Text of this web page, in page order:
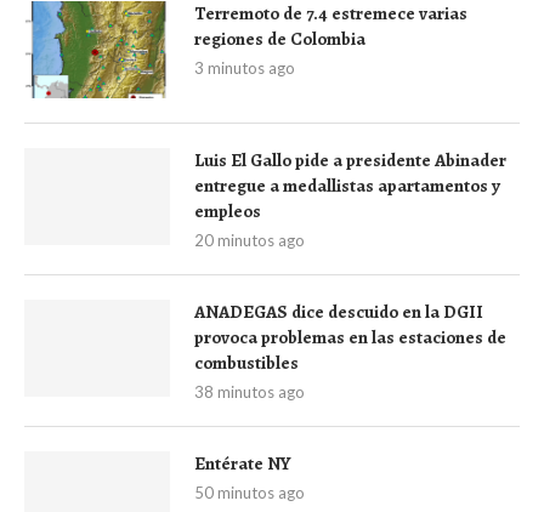
Terremoto de 7.4 estremece varias
regiones de Colombia
3 minutos ago
Luis El Gallo pide a presidente Abinader
entregue a medallistas apartamentos y
empleos
20 minutos ago
ANADEGAS dice descuido en la DGII
provoca problemas en las estaciones de
combustibles
38 minutos ago
Entérate NY
50 minutos ago